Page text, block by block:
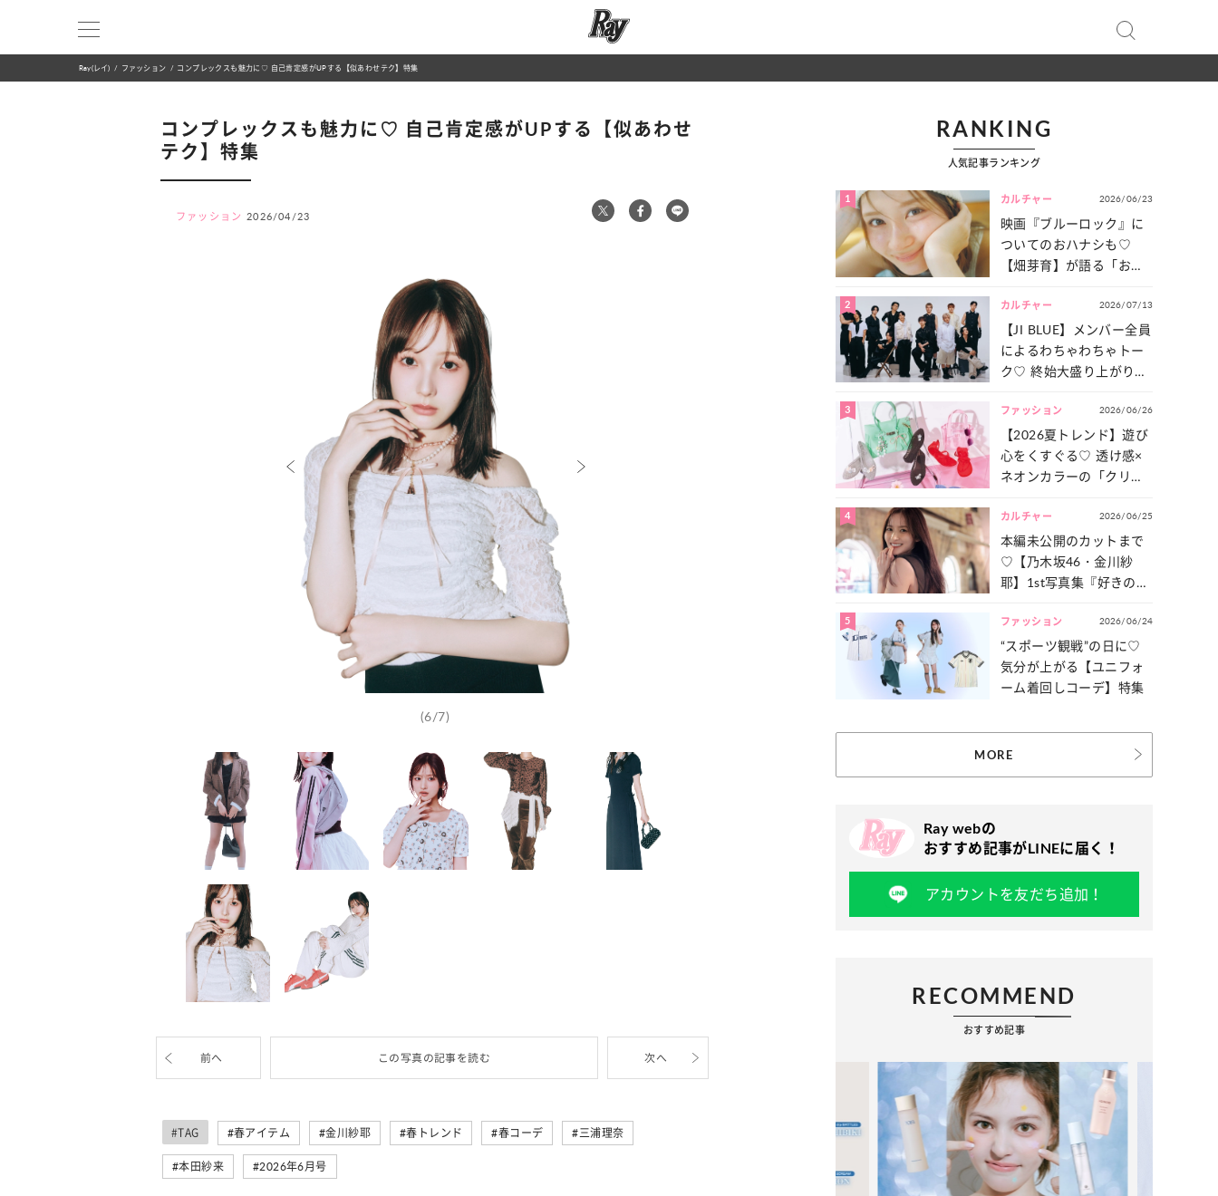
Ray(レイ) ファッション コンプレックスも魅力に♡ 自己肯定感がUPする【似あわせテク】特集
コンプレックスも魅力に♡ 自己肯定感がUPする【似あわせ
テク】特集
ファッション 2026/04/23
(6/7)
前へ この写真の記事を読む 次へ
#TAG 春アイテム 金川紗耶 春トレンド 春コーデ 三浦理奈
本田紗来 2026年6月号
RANKING
人気記事ランキング
1 カルチャー 2026/06/23
映画『ブルーロック』に
ついてのおハナシも♡
【畑芽育】が語る「お仕
は？
2 カルチャー 2026/07/13
【JI BLUE】メンバー全員
によるわちゃわちゃトー
ク♡ 終始大盛り上がりだ
一気見せ！
3 ファッション 2026/06/26
【2026夏トレンド】遊び
心をくすぐる♡ 透け感×
ネオンカラーの「クリア
4 カルチャー 2026/06/25
本編未公開のカットまで
♡【乃木坂46・金川紗
耶】1st写真集『好きのグ
たっぷりとお届け！
5 ファッション 2026/06/24
“スポーツ観戦”の日に♡
気分が上がる【ユニフォ
ーム着回しコーデ】特集
MORE
Ray webの
おすすめ記事がLINEに届く！
アカウントを友だち追加！
RECOMMEND
おすすめ記事